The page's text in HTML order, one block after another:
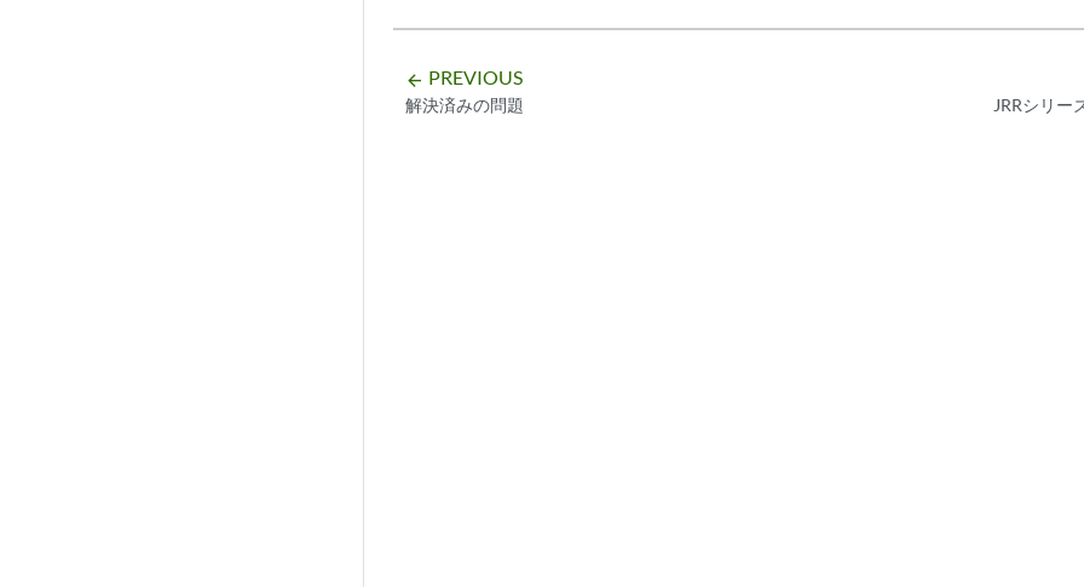
arrow_backward PREVIOUS
解決済みの問題 JRRシリー